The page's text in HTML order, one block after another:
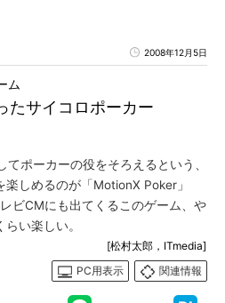
2008年12月5日
たサイコロポーカー
ム
ポーカーの役をそろえるという、
しめるのが「MotionX Poker」
ビCMにも出てくるこのゲーム、や
い楽しい。
[松村太郎，ITmedia]
PC用表示
関連情報